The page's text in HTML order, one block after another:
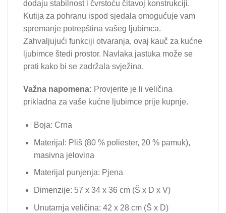
dodaju stabilnost i čvrstoću čitavoj konstrukciji.
Kutija za pohranu ispod sjedala omogućuje vam
spremanje potrepština vašeg ljubimca.
Zahvaljujući funkciji otvaranja, ovaj kauč za kućne
ljubimce štedi prostor. Navlaka jastuka može se
prati kako bi se zadržala svježina.
Važna napomena: Provjerite je li veličina
prikladna za vaše kućne ljubimce prije kupnje.
Boja: Crna
Materijal: Pliš (80 % poliester, 20 % pamuk),
masivna jelovina
Materijal punjenja: Pjena
Dimenzije: 57 x 34 x 36 cm (Š x D x V)
Unutarnja veličina: 42 x 28 cm (Š x D)